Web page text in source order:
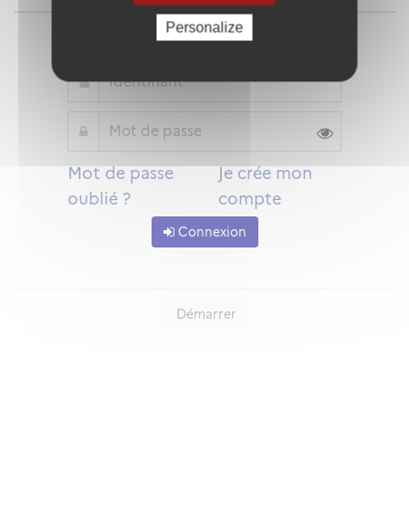
Personalize
ou
Mot de passe
oublié ?
Je crée mon
compte
Connexion
Démarrer